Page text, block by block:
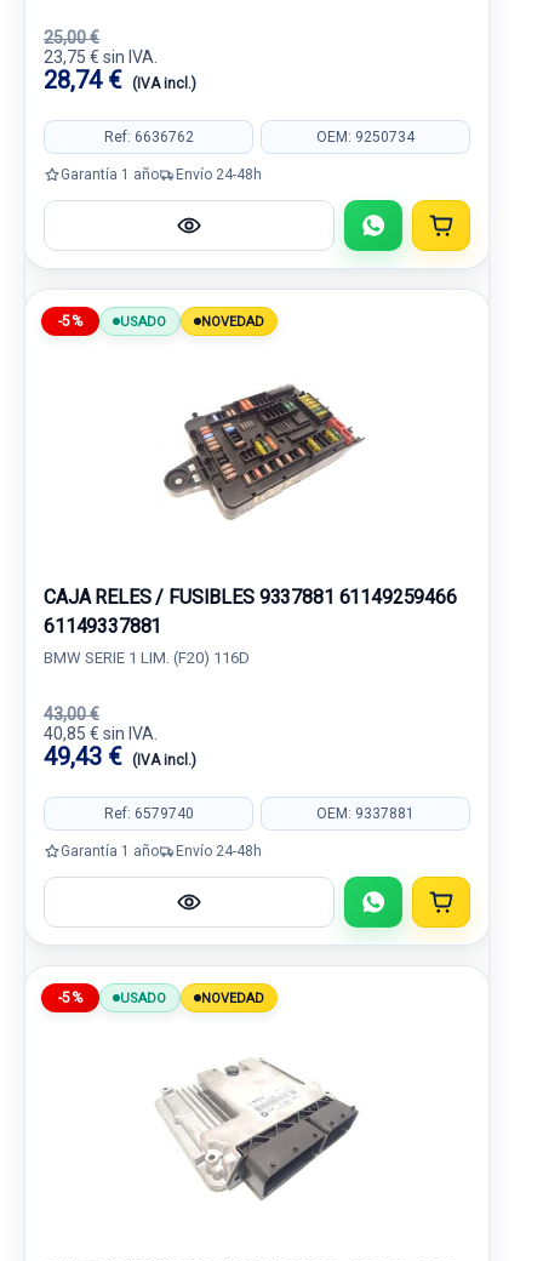
25,00 €
23,75 € sin IVA.
28,74 € (IVA incl.)
Ref: 6636762 OEM: 9250734
Garantía 1 año Envío 24-48h
-5% USADO NOVEDAD
CAJA RELES / FUSIBLES 9337881 61149259466
61149337881
BMW SERIE 1 LIM. (F20) 116D
43,00 €
40,85 € sin IVA.
49,43 € (IVA incl.)
Ref: 6579740 OEM: 9337881
Garantía 1 año Envío 24-48h
-5% USADO NOVEDAD